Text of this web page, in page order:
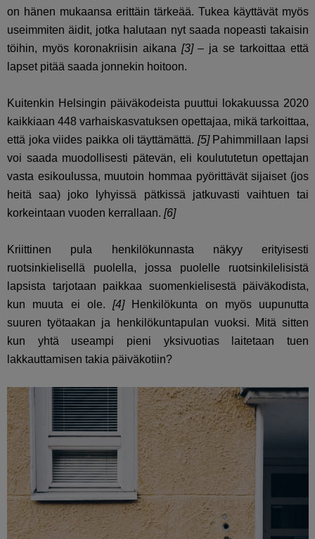
on hänen mukaansa erittäin tärkeää. Tukea käyttävät myös
useimmiten äidit, jotka halutaan nyt saada nopeasti takaisin
töihin, myös koronakriisin aikana [3]– ja se tarkoittaa että
lapset pitää saada jonnekin hoitoon.
Kuitenkin Helsingin päiväkodeista puuttui lokakuussa 2020
kaikkiaan 448 varhaiskasvatuksen opettajaa, mikä tarkoittaa,
että joka viides paikka oli täyttämättä. [5]Pahimmillaan lapsi
voi saada muodollisesti pätevän, eli koulututetun opettajan
vasta esikoulussa, muutoin hommaa pyörittävät sijaiset (jos
heitä saa) joko lyhyissä pätkissä jatkuvasti vaihtuen tai
korkeintaan vuoden kerrallaan. [6]
Kriittinen pula henkilökunnasta näkyy erityisesti
ruotsinkielisellä puolella, jossa puolelle ruotsinkilelisistä
lapsista tarjotaan paikkaa suomenkielisestä päiväkodista,
kun muuta ei ole.[4]Henkilökunta on myös uupunutta
suuren työtaakan ja henkilökuntapulan vuoksi. Mitä sitten
kun yhtä useampi pieni yksivuotias laitetaan tuen
lakkauttamisen takia päiväkotiin?